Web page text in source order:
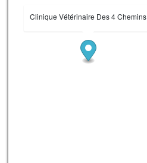
Clinique Vétérinaire Des 4 Chemins